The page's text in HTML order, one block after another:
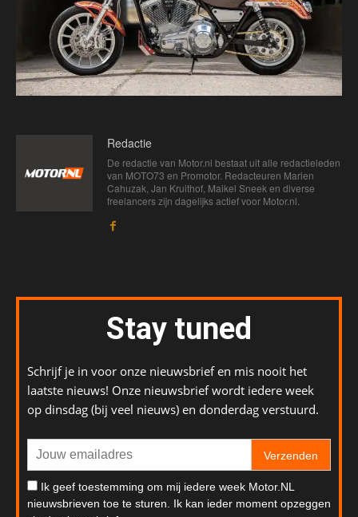
Redactie
De redactie van Motor.nl bestaat uit alle redactieleden
van MOTO73 en Promotor. Redacteuren Marien
Cahuzak, Jan Kruithof, Maikel Sneek en diverse
freelancers zijn dagelijks actief voor Motor.nl.
Stay tuned
Schrijf je in voor onze nieuwsbrief en mis nooit het
laatste nieuws! Onze nieuwsbrief wordt iedere week
op dinsdag (bij veel nieuws) en donderdag verstuurd.
Verzenden
Ik geef toestemming om mij iedere week Motor.NL
nieuwsbrieven toe te sturen. Ik kan ieder moment opzeggen